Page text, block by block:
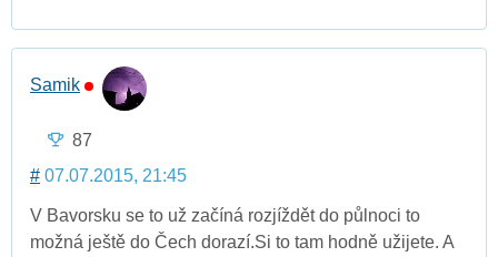
Samik
87
# 07.07.2015, 21:45
V Bavorsku se to už začíná rozjíždět do půlnoci to
možná ještě do Čech dorazí.Si to tam hodně užijete. A